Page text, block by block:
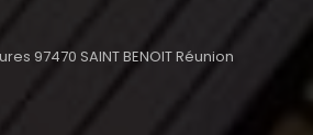
97470 SAINT BENOIT Réunion